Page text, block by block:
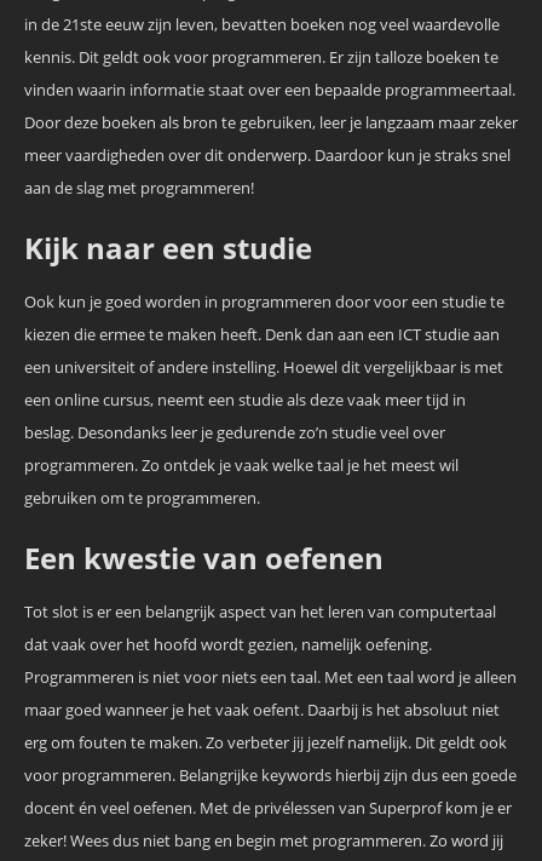
in de 21ste eeuw zijn leven, bevatten boeken nog veel waardevolle
kennis. Dit geldt ook voor programmeren. Er zijn talloze boeken te
vinden waarin informatie staat over een bepaalde programmeertaal.
Door deze boeken als bron te gebruiken, leer je langzaam maar zeker
meer vaardigheden over dit onderwerp. Daardoor kun je straks snel
aan de slag met programmeren!
Kijk naar een studie
Ook kun je goed worden in programmeren door voor een studie te
kiezen die ermee te maken heeft. Denk dan aan een ICT studie aan
een universiteit of andere instelling. Hoewel dit vergelijkbaar is met
een online cursus, neemt een studie als deze vaak meer tijd in
beslag. Desondanks leer je gedurende zo’n studie veel over
programmeren. Zo ontdek je vaak welke taal je het meest wil
gebruiken om te programmeren.
Een kwestie van oefenen
Tot slot is er een belangrijk aspect van het leren van computertaal
dat vaak over het hoofd wordt gezien, namelijk oefening.
Programmeren is niet voor niets een taal. Met een taal word je alleen
maar goed wanneer je het vaak oefent. Daarbij is het absoluut niet
erg om fouten te maken. Zo verbeter jij jezelf namelijk. Dit geldt ook
voor programmeren. Belangrijke keywords hierbij zijn dus een goede
docent én veel oefenen. Met de privélessen van Superprof kom je er
zeker! Wees dus niet bang en begin met programmeren. Zo word jij